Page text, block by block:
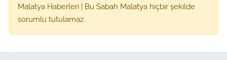
Malatya Haberleri | Bu Sabah Malatya hiçbir şekilde
sorumlu tutulamaz.